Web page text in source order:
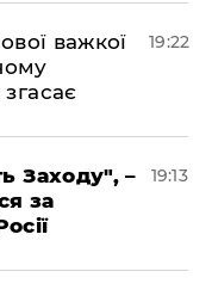
важкої
19:22
Заходу", –
за
19:13